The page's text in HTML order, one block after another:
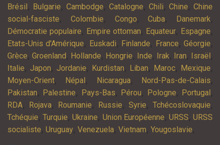
Brésil , Bulgarie, Cambodge, Catalogne, Chili, Chine, Chine
social-fasciste, Colombie, Congo,Cuba, Danemark,
Démocratie populaire, Empire ottoman, Equateur, Espagne,
Etats-Unis d'Amérique, Euskadi, Finlande, France,Géorgie,
Grèce, Groenland , Hollande, Hongrie, Inde, Irak, Iran, Israël ,
Italie, Japon, Jordanie, Kurdistan, Liban, Maroc, Mexique,
Moyen-Orient, Népal , Nicaragua, Nord-Pas-de-Calais,
Pakistan, Palestine, Pays-Bas, Pérou, Pologne, Portugal ,
RDA, Rojava, Roumanie, Russie, Syrie, Tchécoslovaquie,
Tchéquie,Turquie,Ukraine, Union Européenne, URSS,URSS
socialiste, Uruguay, Venezuela, Vietnam, Yougoslavie,